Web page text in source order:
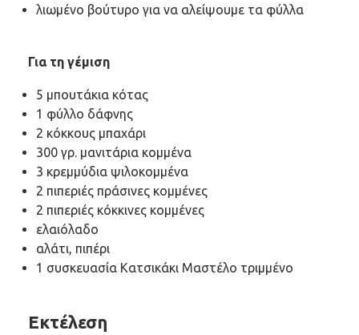
λιωμένο βούτυρο για να αλείψουμε τα φύλλα
Για τη γέμιση
5 μπουτάκια κότας
1 φύλλο δάφνης
2 κόκκους μπαχάρι
300 γρ. μανιτάρια κομμένα
3 κρεμμύδια ψιλοκομμένα
2 πιπεριές πράσινες κομμένες
2 πιπεριές κόκκινες κομμένες
ελαιόλαδο
αλάτι, πιπέρι
1 συσκευασία Κατσικάκι Μαστέλο τριμμένο
Εκτέλεση